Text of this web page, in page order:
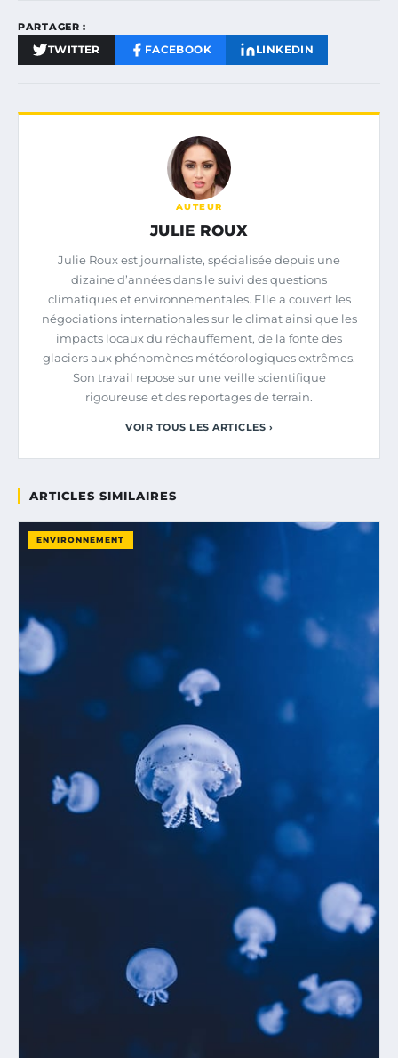
PARTAGER :
TWITTER FACEBOOK LINKEDIN
AUTEUR
JULIE ROUX
Julie Roux est journaliste, spécialisée depuis une
dizaine d’années dans le suivi des questions
climatiques et environnementales. Elle a couvert les
négociations internationales sur le climat ainsi que les
impacts locaux du réchauffement, de la fonte des
glaciers aux phénomènes météorologiques extrêmes.
Son travail repose sur une veille scientifique
rigoureuse et des reportages de terrain.
VOIR TOUS LES ARTICLES ›
ARTICLES SIMILAIRES
ENVIRONNEMENT